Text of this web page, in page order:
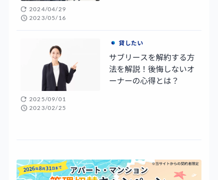
2024/04/29
2023/05/16
サブリースを解約する方
法を解説！後悔しないオ
ーナーの心得とは？
貸したい
2025/09/01
2023/02/25